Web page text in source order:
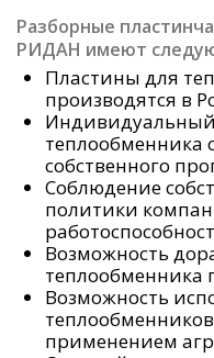
Разборные
РИДАН имеют
Пластины для
производятся в
Индивидуальный
теплообменника
собственного
Соблюдение
политики
Возможность
теплообменника
Возможность
применением